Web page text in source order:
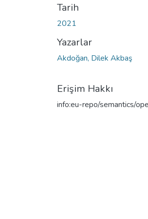
Tarih
2021
Yazarlar
Akdoğan, Dilek Akbaş
Erişim Hakkı
info:eu-repo/semantics/